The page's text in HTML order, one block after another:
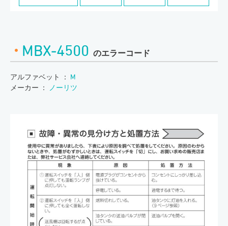
MBX-4500 のエラーコード
アルファベット ： M
メーカー ：
ノーリツ